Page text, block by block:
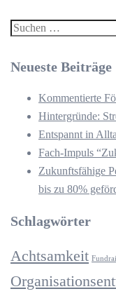
Suchen
Neueste Beiträge
Kommentierte
Hintergründe:
Entspannt in
Fach-Impuls
Zukunftsfähige
bis zu 80%
Schlagwörter
Achtsamkeit